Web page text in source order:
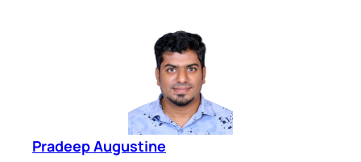
Pradeep Augustine